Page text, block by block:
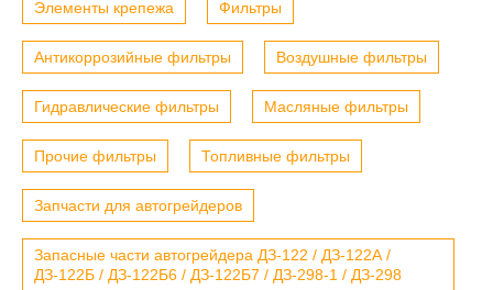
Элементы крепежа Фильтры
Антикоррозийные фильтры Воздушные фильтры
Гидравлические фильтры Масляные фильтры
Прочие фильтры Топливные фильтры
Запчасти для автогрейдеров
Запасные части автогрейдера ДЗ-122 / ДЗ-122А /
ДЗ-122Б / ДЗ-122Б6 / ДЗ-122Б7 / ДЗ-298-1 / ДЗ-298